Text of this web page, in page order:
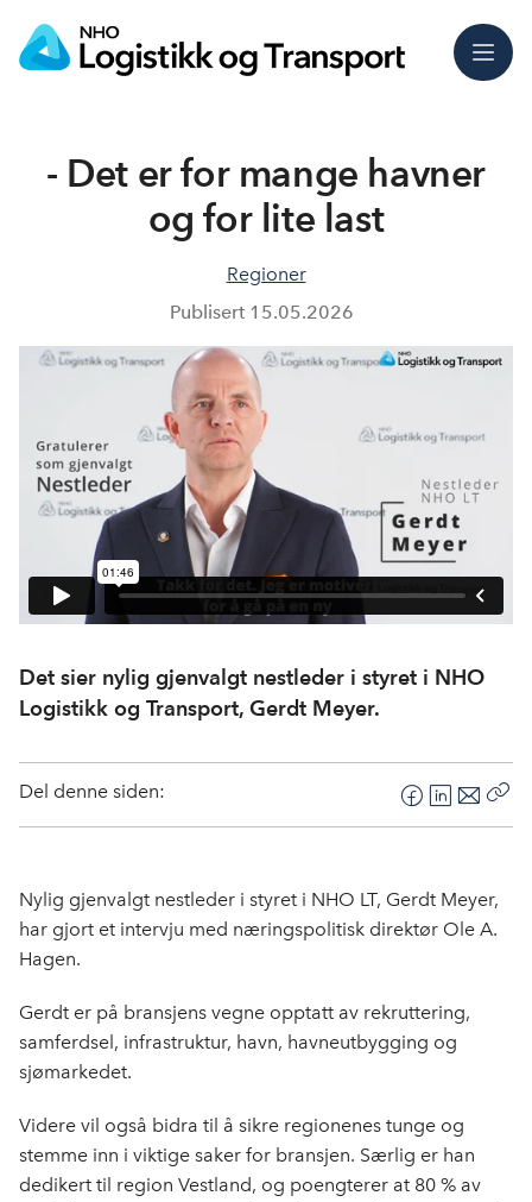
Meny
- Det er for mange havner
og for lite last
Regioner
Publisert 15.05.2026
Det sier nylig gjenvalgt nestleder i styret i NHO
Logistikk og Transport, Gerdt Meyer.
Del denne siden:
F
a
e
b
k
L
i
k
e
n
E
-
o
s
Nylig gjenvalgt nestleder i styret i NHO LT, Gerdt Meyer,
har gjort et intervju med næringspolitisk direktør Ole A.
Hagen.
Gerdt er på bransjens vegne opptatt av rekruttering,
samferdsel, infrastruktur, havn, havneutbygging og
sjømarkedet.
Videre vil også bidra til å sikre regionenes tunge og
stemme inn i viktige saker for bransjen. Særlig er han
dedikert til region Vestland, og poengterer at 80 % av